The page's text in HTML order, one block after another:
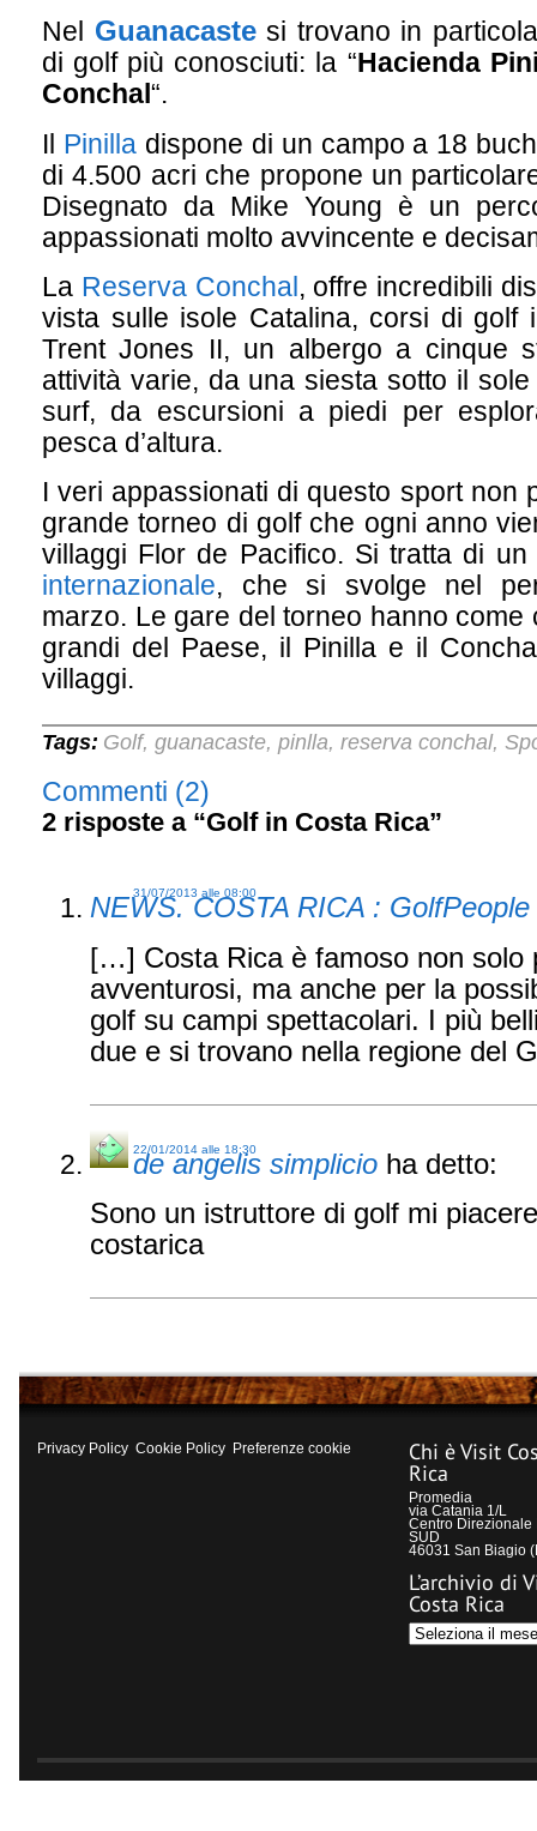
Nel Guanacastesi trovano in
di golf più conosciuti: la “Hacienda
Conchal “.
Il Pinilladispone di un campo a 18
di 4.500 acri che propone un
Disegnato da Mike Young è un
appassionati molto avvincente e
La Reserva Conchal, offre incredibili
vista sulle isole Catalina, corsi di golf
Trent Jones II, un albergo a cinque
attività varie, da una siesta sotto il
surf, da escursioni a piedi per
pesca d’altura.
I veri appassionati di questo sport non
grande torneo di golf che ogni anno
villaggi Flor de Pacifico. Si tratta di un
internazionale, che si svolge nel
marzo. Le gare del torneo hanno come
grandi del Paese, il Pinilla e il
villaggi.
Tags: Golf, guanacaste, pinlla, reserva conchal,
Commenti (2)
2 risposte a “Golf in Costa Rica”
NEWS. COSTA RICA : GolfPeople
31/07/2013 alle 08:00
[…] Costa Rica è famoso non solo
avventurosi, ma anche per la
golf su campi spettacolari. I più
due e si trovano nella regione del
de angelis simplicio ha detto:
22/01/2014 alle 18:30
Sono un istruttore di golf mi
costarica
Privacy Policy Cookie Policy Preferenze cookie Chi è Visit
Rica
Promedia
via Catania 1/L
Centro Direzionale
SUD
46031 San Biagio
L’archivio di
Costa Rica
L’archivio
di